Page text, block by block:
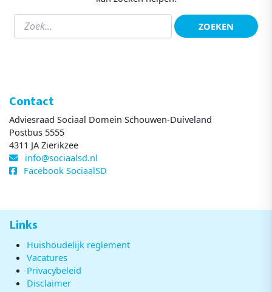
Contact
Adviesraad Sociaal Domein Schouwen-Duiveland
Postbus 5555
4311 JA Zierikzee
info@sociaalsd.nl
Facebook SociaalSD
Links
Huishoudelijk reglement
Vacatures
Privacybeleid
Disclaimer